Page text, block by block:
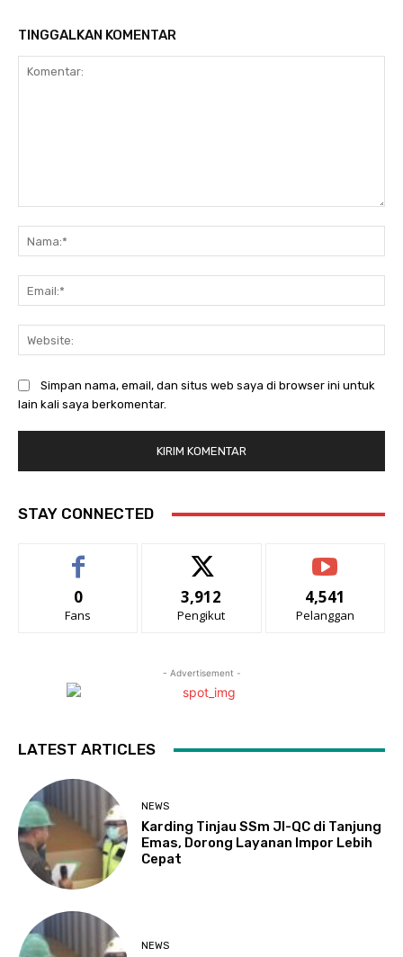
TINGGALKAN KOMENTAR
Simpan nama, email, dan situs web saya di browser ini untuk
lain kali saya berkomentar.
STAY CONNECTED
0
Fans
3,912
Pengikut
4,541
Pelanggan
- Advertisement -
LATEST ARTICLES
NEWS
Karding Tinjau SSm JI-QC di Tanjung
Emas, Dorong Layanan Impor Lebih
Cepat
NEWS